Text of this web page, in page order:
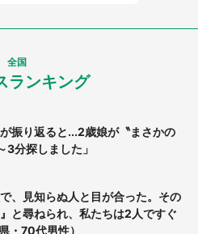
全国
ランキング
振り返ると...2歳娘が〝まさかの
分探しました」
で、見知らぬ人と目が合った。その
と尋ねられ、私たちは2人ですぐ
・70代男性）